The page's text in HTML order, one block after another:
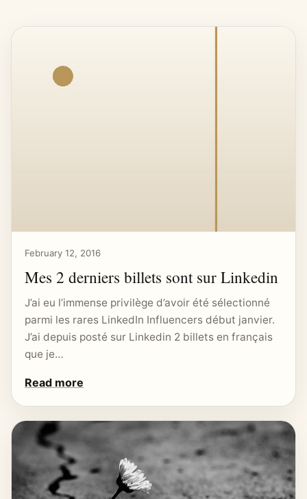
February 12, 2016
Mes 2 derniers billets sont sur Linkedin
J’ai eu l’immense privilège d’avoir été sélectionné
parmi les rares LinkedIn Influencers début janvier.
J’ai depuis posté sur Linkedin 2 billets en français
que je…
Read more